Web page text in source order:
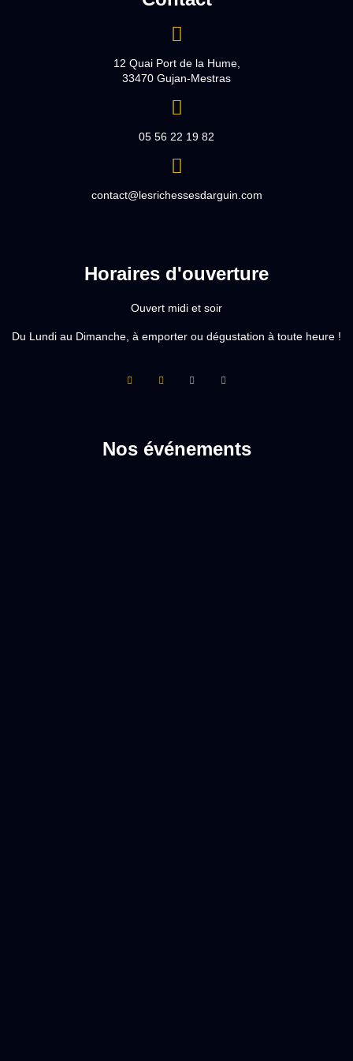
12 Quai Port de la Hume,
33470 Gujan-Mestras
05 56 22 19 82
contact@lesrichessesdarguin.com
Horaires d'ouverture
Ouvert midi et soir
Du Lundi au Dimanche, à emporter ou dégustation à toute heure !
Nos événements